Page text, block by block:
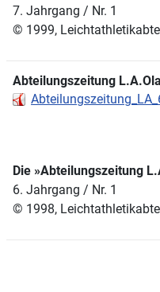
7. Jahrgang / Nr. 1
© 1999,
Abteilungszeitung
Die »Abteilungszeitung
6. Jahrgang / Nr. 1
© 1998,